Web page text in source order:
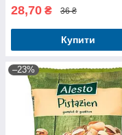
28,70 ₴ 36 ₴
Купити
–23%